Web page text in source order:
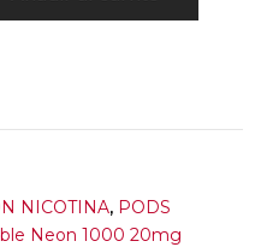
NICOTINA, PODS
Neon 1000 20mg